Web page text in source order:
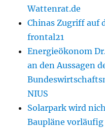
Wattenrat.de
Chinas Zugriff auf
frontal21
Energieökonom
an den Aussagen
NIUS
Solarpark wird
Baupläne vorläufig